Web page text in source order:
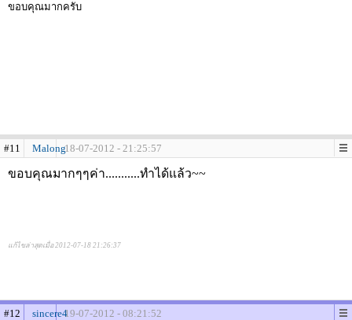
ขอบคุณมากครับ
#11 Malong18-07-2012 - 21:25:57
ขอบคุณมากๆๆค่า...........ทำได้แล้ว~~
แก้ไขล่าสุดเมื่อ 2012-07-18 21:26:37
#12 sincere419-07-2012 - 08:21:52